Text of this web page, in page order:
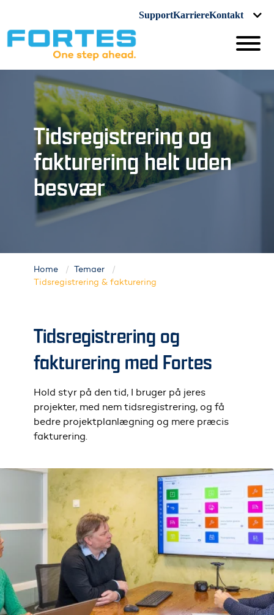
SupportKarriereKontakt
Tidsregistrering og
fakturering helt uden
besvær
Home
Temaer
Tidsregistrering & fakturering
Tidsregistrering og
fakturering med Fortes
Hold styr på den tid, I bruger på jeres
projekter, med nem tidsregistrering, og få
bedre projektplanlægning og mere præcis
fakturering.